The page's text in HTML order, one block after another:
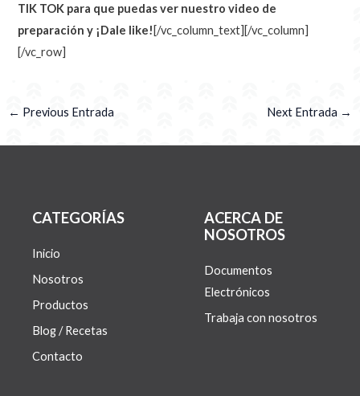
TIK TOK para que puedas ver nuestro video de
preparación y ¡Dale like! [/vc_column_text][/vc_column]
[/vc_row]
← Previous Entrada Next Entrada →
CATEGORÍAS
Inicio
Nosotros
Productos
Blog / Recetas
Contacto
ACERCA DE
NOSOTROS
Documentos
Electrónicos
Trabaja con nosotros